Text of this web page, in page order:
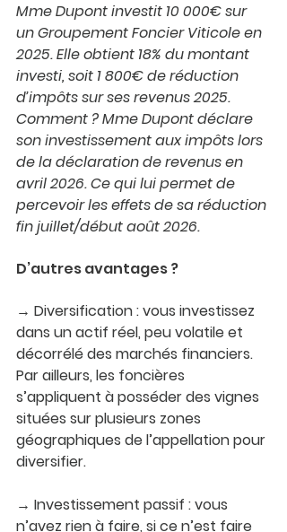
Mme Dupont investit 10 000€ sur
un Groupement Foncier Viticole en
2025. Elle obtient 18% du montant
investi, soit 1 800€ de réduction
d’impôts sur ses revenus 2025.
Comment ? Mme Dupont déclare
son investissement aux impôts lors
de la déclaration de revenus en
avril 2026. Ce qui lui permet de
percevoir les effets de sa réduction
fin juillet/début août 2026.
D’autres avantages ?
→ Diversification : vous investissez
dans un actif réel, peu volatile et
décorrélé des marchés financiers.
Par ailleurs, les foncières
s’appliquent à posséder des vignes
situées sur plusieurs zones
géographiques de l’appellation pour
diversifier.
→ Investissement passif : vous
n’avez rien à faire, si ce n’est faire